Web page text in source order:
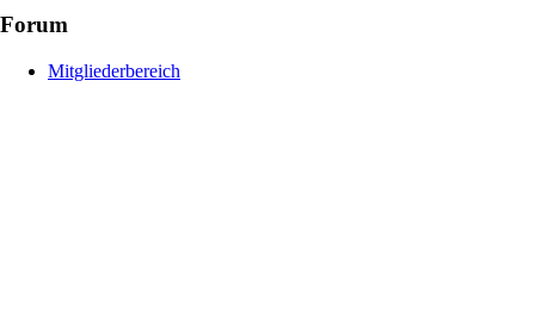
Forum
Mitgliederbereich